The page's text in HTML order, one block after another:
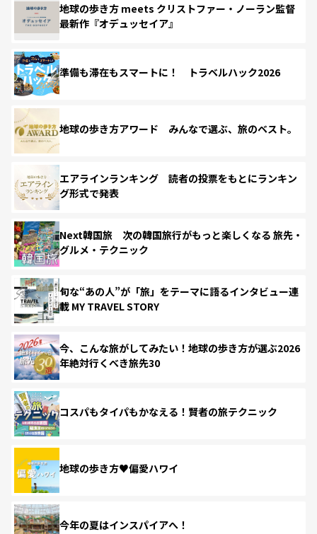
地球の歩き方 meets クリストファー・ノーラン監督
最新作『オデュッセイア』
準備も滞在もスマートに！ トラベルハック2026
地球の歩き方アワード みんなで選ぶ、旅のベスト。
エアラインランキング 読者の投票をもとにランキン
グ形式で発表
Next韓国旅 次の韓国旅行がもっと楽しくなる 旅先・
グルメ・テクニック
旬な“あの人”が「旅」をテーマに語るインタビュー連
載 MY TRAVEL STORY
今、こんな旅がしてみたい！地球の歩き方が選ぶ2026
年絶対行くべき旅先30
コスパもタイパもかなえる！賢者の旅テクニック
地球の歩き方♥偏愛ハワイ
今年の夏はインスパイアへ！